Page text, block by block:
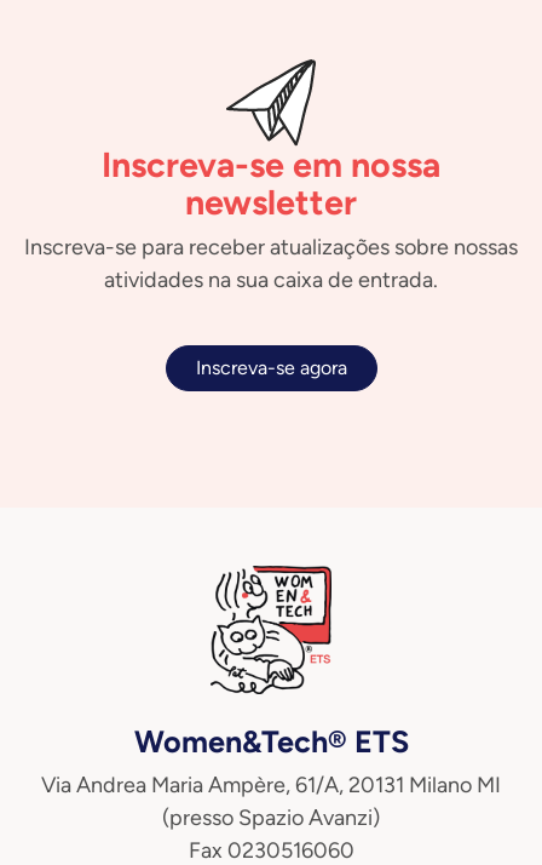
Inscreva-se em nossa
newsletter
Inscreva-se para receber atualizações sobre nossas
atividades na sua caixa de entrada.
Inscreva-se agora
Women&Tech® ETS
Via Andrea Maria Ampère, 61/A, 20131 Milano MI
(presso Spazio Avanzi)
Fax 0230516060